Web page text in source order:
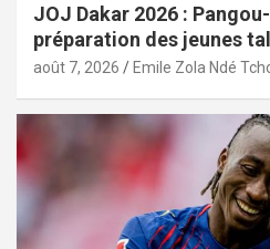
JOJ Dakar 2026 :
préparation des jeunes
août 7, 2026 Emile Zola Ndé